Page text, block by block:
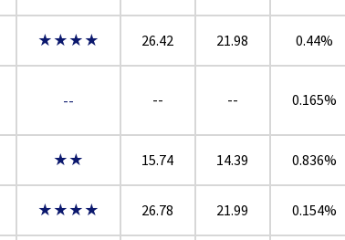
★★★★ 26.42 21.98 0.44%
-- -- -- 0.165%
★★ 15.74 14.39 0.836%
★★★★ 26.78 21.99 0.154%